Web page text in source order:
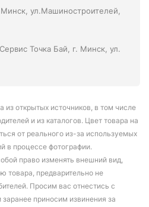
ул.Машиностроителей,
Точка Бай, г. Минск, ул.
открытых источников, в том числе
и из каталогов. Цвет товара на
от реального из-за используемых
в процессе фотографии.
право изменять внешний вид,
товара, предварительно не
Просим вас отнестись с
приносим извинения за